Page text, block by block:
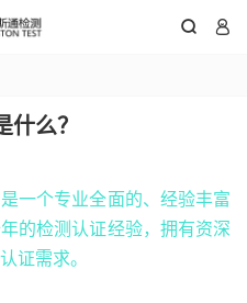
 
么？
一个专业全面的、经验丰富
的检测认证经验，拥有资深
证需求。